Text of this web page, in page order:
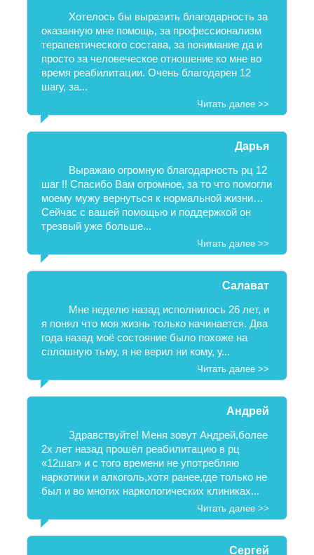
Хотелось бы выразить благодарность за
оказанную мне помощь, за профессионализм
терапевтического состава, за понимание да и
просто за человеческое отношение ко мне во
время реабилитации. Очень благодарен 12
шагу, за...
Читать далее >>
Дарья
Выражаю огромную благодарность рц 12
шаг !! Спасибо Вам огромное, за то что помогли
моему мужу вернуться к нормальной жизни…
Сейчас с вашей помощью и поддержкой он
трезвый уже больше...
Читать далее >>
Салават
Мне неделю назад исполнилось 26 лет, и
я понял что моя жизнь только начинается. Два
года назад моё состояние было похоже на
сплошную тьму, я не верил ни кому, у...
Читать далее >>
Андрей
Здравствуйте! Меня зовут Андрей,более
2х лет назад прошёл реабилитацию в рц
«12шаг» и с того времени не употребляю
наркотики и алкоголь,хотя ранее,где только не
был и во многих наркологических клиниках...
Читать далее >>
Сергей